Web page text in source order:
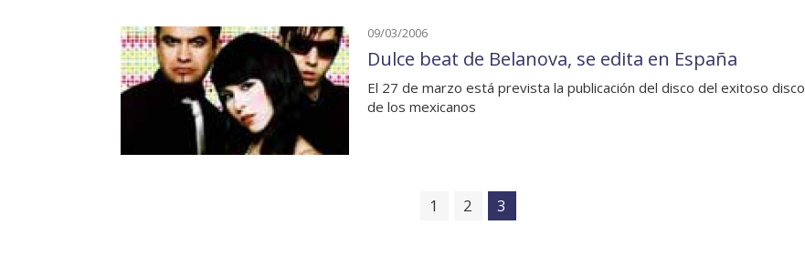
09/03/2006
Dulce beat de Belanova, se edita en España
El 27 de marzo está prevista la publicación del disco del exitoso disco
de los mexicanos
1 2 3